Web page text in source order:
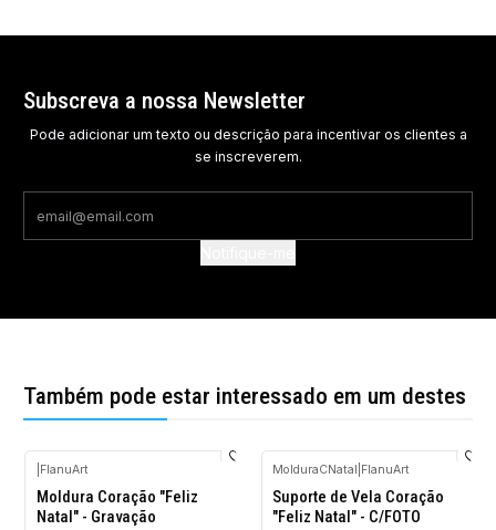
Subscreva a nossa Newsletter
Pode adicionar um texto ou descrição para incentivar os clientes a
se inscreverem.
Também pode estar interessado em um destes
-10%
DESCONTO
FlanuArt
Moldura Coração "Feliz
Natal" - Gravação
-10%
DESCONTO
MolduraCNatal FlanuArt
Suporte de Vela Coração
"Feliz Natal" - C/FOTO